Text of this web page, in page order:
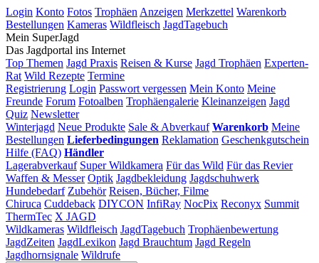
Login Konto Fotos Trophäen Anzeigen Merkzettel Warenkorb
Bestellungen Kameras Wildfleisch JagdTagebuch
Mein SuperJagd
Das Jagdportal ins Internet
Top Themen Jagd Praxis Reisen & Kurse Jagd Trophäen Experten-
Rat Wild Rezepte Termine
Registrierung Login Passwort vergessen Mein Konto Meine
Freunde Forum Fotoalben Trophäengalerie Kleinanzeigen Jagd
Quiz Newsletter
Winterjagd Neue Produkte Sale & Abverkauf Warenkorb Meine
Bestellungen Lieferbedingungen Reklamation Geschenkgutschein
Hilfe (FAQ) Händler
Lagerabverkauf Super Wildkamera Für das Wild Für das Revier
Waffen & Messer Optik Jagdbekleidung Jagdschuhwerk
Hundebedarf Zubehör Reisen, Bücher, Filme
Chiruca Cuddeback DIYCON InfiRay NocPix Reconyx Summit
ThermTec X JAGD
Wildkameras Wildfleisch JagdTagebuch Trophäenbewertung
JagdZeiten JagdLexikon Jagd Brauchtum Jagd Regeln
Jagdhornsignale Wildrufe